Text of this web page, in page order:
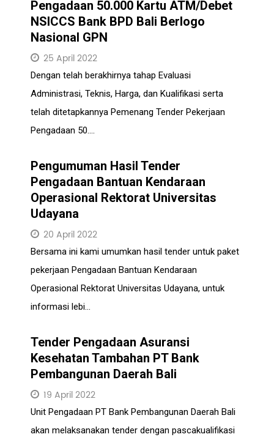
Pengadaan 50.000 Kartu ATM/Debet
NSICCS Bank BPD Bali Berlogo
Nasional GPN
25 April 2022
Dengan telah berakhirnya tahap Evaluasi
Administrasi, Teknis, Harga, dan Kualifikasi serta
telah ditetapkannya Pemenang Tender Pekerjaan
Pengadaan 50....
Pengumuman Hasil Tender
Pengadaan Bantuan Kendaraan
Operasional Rektorat Universitas
Udayana
20 April 2022
Bersama ini kami umumkan hasil tender untuk paket
pekerjaan Pengadaan Bantuan Kendaraan
Operasional Rektorat Universitas Udayana, untuk
informasi lebi...
Tender Pengadaan Asuransi
Kesehatan Tambahan PT Bank
Pembangunan Daerah Bali
19 April 2022
Unit Pengadaan PT Bank Pembangunan Daerah Bali
akan melaksanakan tender dengan pascakualifikasi